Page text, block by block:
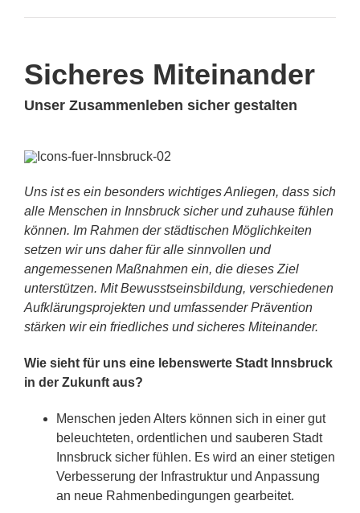
Sicheres Miteinander
Unser Zusammenleben sicher gestalten
Uns ist es ein besonders wichtiges Anliegen, dass sich
alle Menschen in Innsbruck sicher und zuhause fühlen
können. Im Rahmen der städtischen Möglichkeiten
setzen wir uns daher für alle sinnvollen und
angemessenen Maßnahmen ein, die dieses Ziel
unterstützen. Mit Bewusstseinsbildung, verschiedenen
Aufklärungsprojekten und umfassender Prävention
stärken wir ein friedliches und sicheres Miteinander.
Wie sieht für uns eine lebenswerte Stadt Innsbruck
in der Zukunft aus?
Menschen jeden Alters können sich in einer gut
beleuchteten, ordentlichen und sauberen Stadt
Innsbruck sicher fühlen. Es wird an einer stetigen
Verbesserung der Infrastruktur und Anpassung
an neue Rahmenbedingungen gearbeitet.